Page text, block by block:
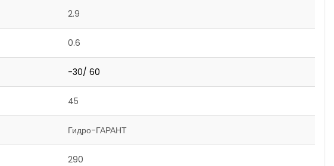
2.9
0.6
-30/ 60
45
Гидро-ГАРАНТ
290